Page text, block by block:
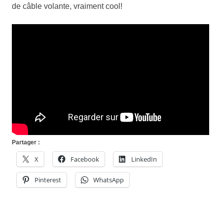
de câble volante, vraiment cool!
Partager :
X Facebook LinkedIn
Pinterest WhatsApp